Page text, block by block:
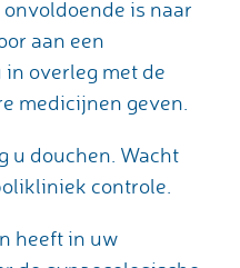
is naar
aan een
overleg met de
medicijnen geven.
u douchen. Wacht
controle.
heeft in uw